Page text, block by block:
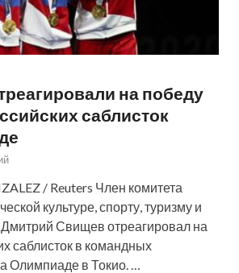
на победу
саблисток
/ Reuters Член комитета
культуре, спорту, туризму и
Свищев отреагировал на
саблисток в командных
Олимпиаде в Токио. …